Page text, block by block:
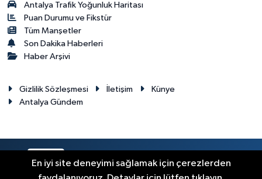
Antalya Trafik Yoğunluk Haritası
Puan Durumu ve Fikstür
Tüm Manşetler
Son Dakika Haberleri
Haber Arşivi
Gizlilik Sözleşmesi İletişim
Künye
Antalya Gündem
RSS Copyright © 2024. Her hakkı saklıdır.
En iyi site deneyimi sağlamak için çerezlerden